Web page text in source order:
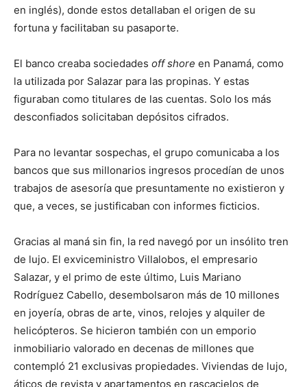
en inglés), donde estos detallaban el origen de su
fortuna y facilitaban su pasaporte.
El banco creaba sociedades off shore en Panamá, como
la utilizada por Salazar para las propinas. Y estas
figuraban como titulares de las cuentas. Solo los más
desconfiados solicitaban depósitos cifrados.
Para no levantar sospechas, el grupo comunicaba a los
bancos que sus millonarios ingresos procedían de unos
trabajos de asesoría que presuntamente no existieron y
que, a veces, se justificaban con informes ficticios.
Gracias al maná sin fin, la red navegó por un insólito tren
de lujo. El exviceministro Villalobos, el empresario
Salazar, y el primo de este último, Luis Mariano
Rodríguez Cabello, desembolsaron más de 10 millones
en joyería, obras de arte, vinos, relojes y alquiler de
helicópteros. Se hicieron también con un emporio
inmobiliario valorado en decenas de millones que
contempló 21 exclusivas propiedades. Viviendas de lujo,
áticos de revista y apartamentos en rascacielos de